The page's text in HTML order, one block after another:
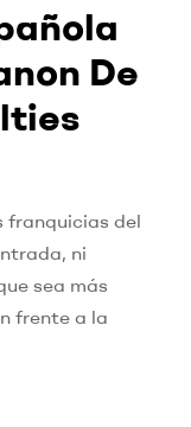
De
franquicias del
ni
sea más
frente a la